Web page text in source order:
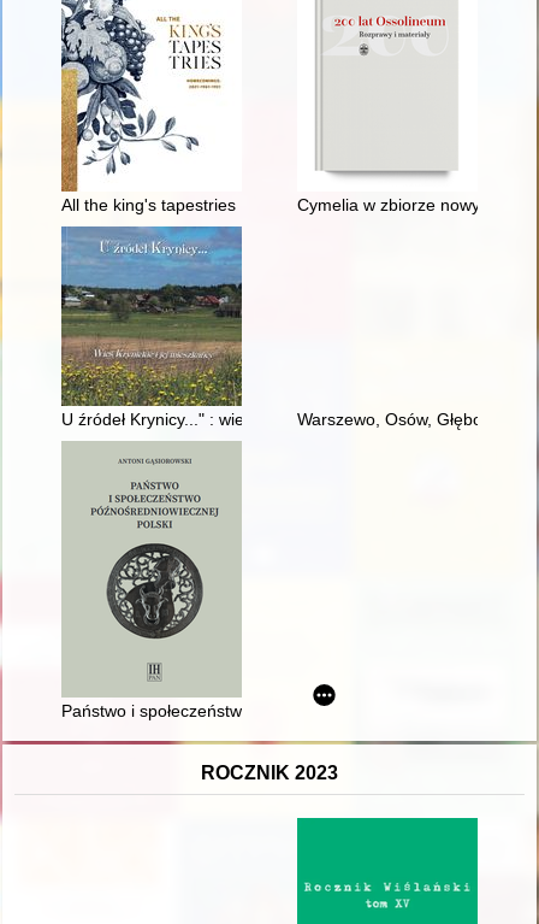
All the king's tapestries : homecomings: 2021-1961-1921
Cymelia w zbiorze nowych
U źródeł Krynicy..." : wieś Krynickie i jej mieszkańcy
Warszewo, Osów, Głębokie =
Państwo i społeczeństwo późnośredniowiecznej Polski :
ROCZNIK 2023